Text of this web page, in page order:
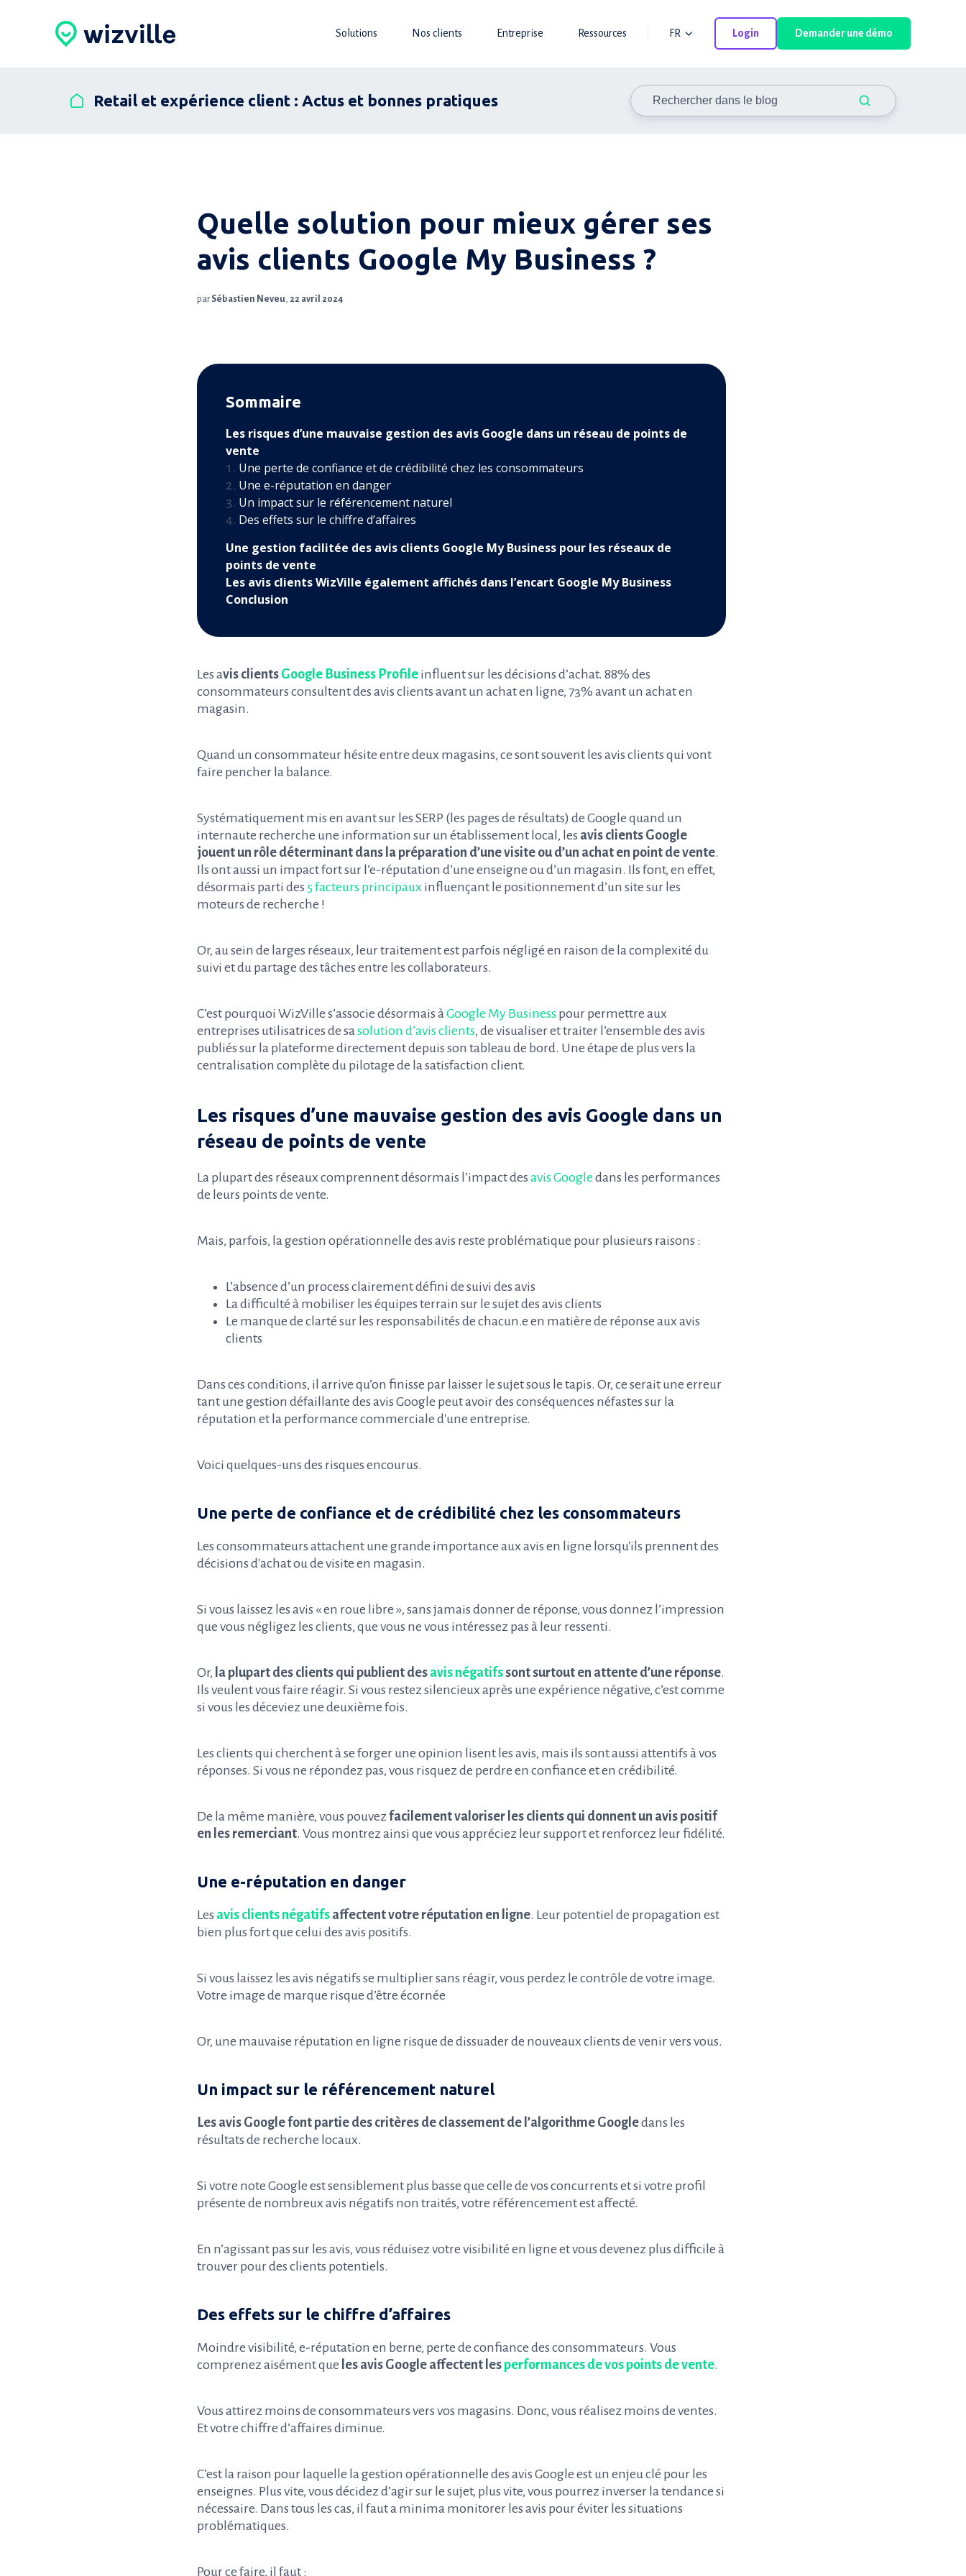
Solutions Nos clients Entreprise Ressources FR Login Demander une démo
Retail et expérience client : Actus et bonnes pratiques
Quelle solution pour mieux gérer ses
avis clients Google My Business ?
parSébastien Neveu, 22 avril 2024
Sommaire
Les risques d’une mauvaise gestion des avis Google dans un réseau de points de
vente
Une perte de confiance et de crédibilité chez les consommateurs
Une e-réputation en danger
Un impact sur le référencement naturel
Des effets sur le chiffre d’affaires
Une gestion facilitée des avis clients Google My Business pour les réseaux de
points de vente
Les avis clients WizVille également affichés dans l’encart Google My Business
Conclusion
Les avis clients Google Business Profileinfluent sur les décisions d’achat. 88% des
consommateurs consultent des avis clients avant un achat en ligne, 73% avant un achat en
magasin.
Quand un consommateur hésite entre deux magasins, ce sont souvent les avis clients qui vont
faire pencher la balance.
Systématiquement mis en avant sur les SERP (les pages de résultats) de Google quand un
internaute recherche une information sur un établissement local, les avis clients Google
jouent un rôle déterminant dans la préparation d’une visite ou d’un achat en point de vente.
Ils ont aussi un impact fort sur l’e-réputation d’une enseigne ou d’un magasin. Ils font, en effet,
désormais parti des 5 facteurs principaux influençant le positionnement d’un site sur les
moteurs de recherche !
Or, au sein de larges réseaux, leur traitement est parfois négligé en raison de la complexité du
suivi et du partage des tâches entre les collaborateurs.
C’est pourquoi WizVille s’associe désormais à Google My Business pour permettre aux
entreprises utilisatrices de sa solution d’avis clients, de visualiser et traiter l’ensemble des avis
publiés sur la plateforme directement depuis son tableau de bord. Une étape de plus vers la
centralisation complète du pilotage de la satisfaction client.
Les risques d’une mauvaise gestion des avis Google dans un
réseau de points de vente
La plupart des réseaux comprennent désormais l’impact des avis Googledans les performances
de leurs points de vente.
Mais, parfois, la gestion opérationnelle des avis reste problématique pour plusieurs raisons :
L’absence d’un process clairement défini de suivi des avis
La difficulté à mobiliser les équipes terrain sur le sujet des avis clients
Le manque de clarté sur les responsabilités de chacun.e en matière de réponse aux avis
clients
Dans ces conditions, il arrive qu’on finisse par laisser le sujet sous le tapis. Or, ce serait une erreur
tant une gestion défaillante des avis Google peut avoir des conséquences néfastes sur la
réputation et la performance commerciale d'une entreprise.
Voici quelques-uns des risques encourus.
Une perte de confiance et de crédibilité chez les consommateurs
Les consommateurs attachent une grande importance aux avis en ligne lorsqu'ils prennent des
décisions d'achat ou de visite en magasin.
Si vous laissez les avis « en roue libre », sans jamais donner de réponse, vous donnez l’impression
que vous négligez les clients, que vous ne vous intéressez pas à leur ressenti.
Or, la plupart des clients qui publient des avis négatifssont surtout en attente d’une réponse.
Ils veulent vous faire réagir. Si vous restez silencieux après une expérience négative, c’est comme
si vous les déceviez une deuxième fois.
Les clients qui cherchent à se forger une opinion lisent les avis, mais ils sont aussi attentifs à vos
réponses. Si vous ne répondez pas, vous risquez de perdre en confiance et en crédibilité.
De la même manière, vous pouvez facilement valoriser les clients qui donnent un avis positif
en les remerciant. Vous montrez ainsi que vous appréciez leur support et renforcez leur fidélité.
Une e-réputation en danger
Les avis clients négatifsaffectent votre réputation en ligne. Leur potentiel de propagation est
bien plus fort que celui des avis positifs.
Si vous laissez les avis négatifs se multiplier sans réagir, vous perdez le contrôle de votre image.
Votre image de marque risque d’être écornée
Or, une mauvaise réputation en ligne risque de dissuader de nouveaux clients de venir vers vous.
Un impact sur le référencement naturel
Les avis Google font partie des critères de classement de l’algorithme Googledans les
résultats de recherche locaux.
Si votre note Google est sensiblement plus basse que celle de vos concurrents et si votre profil
présente de nombreux avis négatifs non traités, votre référencement est affecté.
En n’agissant pas sur les avis, vous réduisez votre visibilité en ligne et vous devenez plus difficile à
trouver pour des clients potentiels.
Des effets sur le chiffre d’affaires
Moindre visibilité, e-réputation en berne, perte de confiance des consommateurs. Vous
comprenez aisément que les avis Google affectent les performances de vos points de vente.
Vous attirez moins de consommateurs vers vos magasins. Donc, vous réalisez moins de ventes.
Et votre chiffre d’affaires diminue.
C’est la raison pour laquelle la gestion opérationnelle des avis Google est un enjeu clé pour les
enseignes. Plus vite, vous décidez d’agir sur le sujet, plus vite, vous pourrez inverser la tendance si
nécessaire. Dans tous les cas, il faut a minima monitorer les avis pour éviter les situations
problématiques.
Pour ce faire, il faut :